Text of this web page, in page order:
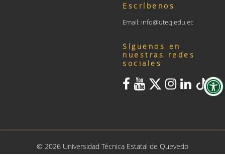
Escríbenos
Email: info@uteq.edu.ec
Síguenos en
nuestras redes
sociales
© 2026 Universidad Técnica Estatal de Quevedo